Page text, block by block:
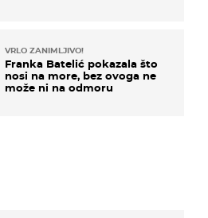
VRLO ZANIMLJIVO!
Franka Batelić pokazala što
nosi na more, bez ovoga ne
može ni na odmoru